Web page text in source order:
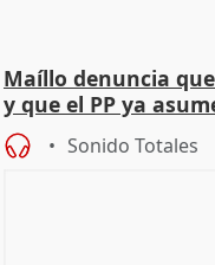
Maíllo denuncia
y que el PP ya
Sonido Totales